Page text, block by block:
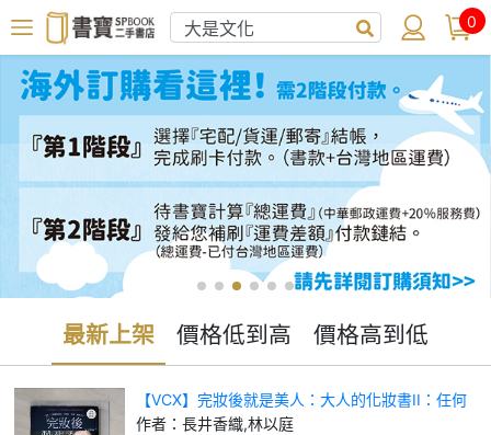
0
最新上架 價格低到高 價格高到低
【VCX】完妝後就是美人：大人的化妝書II：任何
作者： 長井香織,林以庭